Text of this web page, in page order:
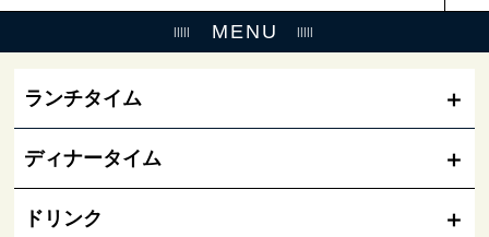
MENU
ランチタイム
ディナータイム
ドリンク